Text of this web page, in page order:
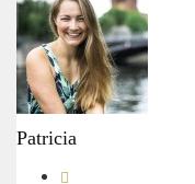
Patricia